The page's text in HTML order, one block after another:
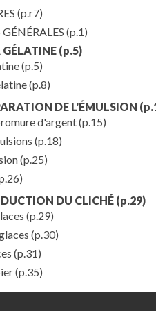
(p.r7)
(p.1)
GÉLATINE (p.5)
(p.5)
(p.8)
DE L'ÉMULSION
d'argent(p.15)
(p.18)
(p.25)
DU CLICHÉ (p.29)
(p.29)
(p.30)
(p.31)
(p.35)